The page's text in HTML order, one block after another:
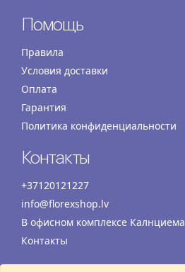
Помощь
Правила
Условия доставки
Оплата
Гарантия
Политика конфиденциальности
Контакты
+37120121227
info@florexshop.lv
В офисном комплексе Калнциема
Контакты